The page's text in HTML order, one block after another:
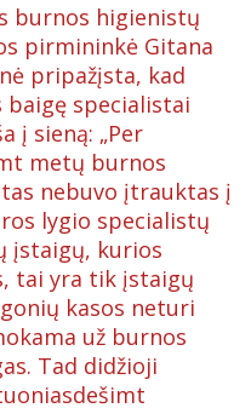
burnos higienistų
pirmininkė Gitana
pripažįsta, kad
baigę specialistai
į sieną: „Per
metų burnos
nebuvo įtrauktas į
lygio specialistų
įstaigų, kurios
tai yra tik įstaigų
kasos neturi
už burnos
Tad didžioji